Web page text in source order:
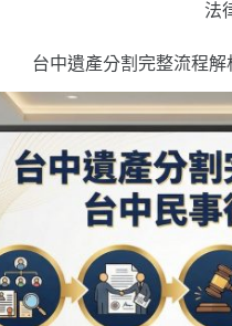
法
台中遺產分割完整流程